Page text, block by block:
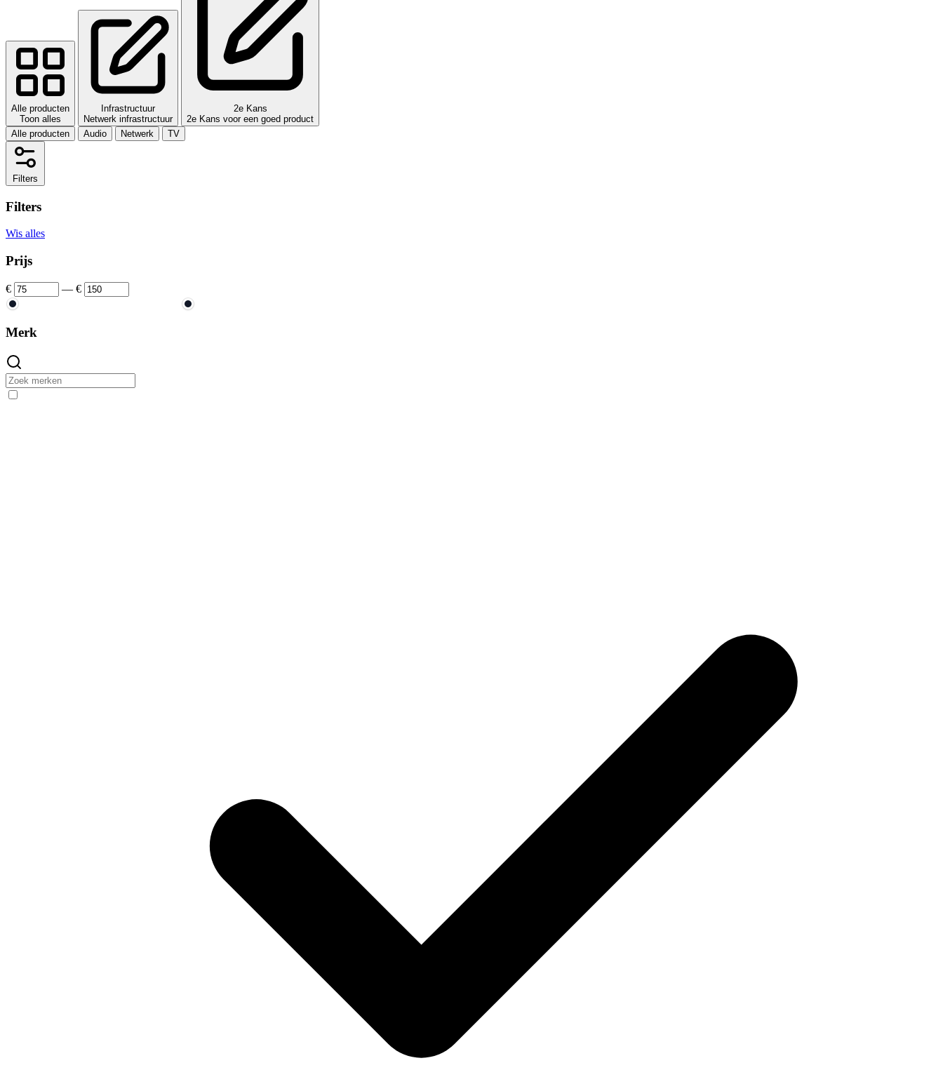
Alle producten
Toon alles
Infrastructuur
Netwerk infrastructuur
2e Kans
2e Kans voor een goed product
Alle producten
Audio Netwerk TV
Filters
Filters
Wis alles
Prijs
€ — €
Merk